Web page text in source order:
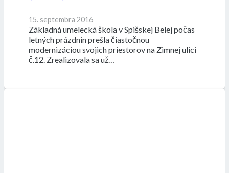
15. septembra 2016
Základná umelecká škola v Spišskej Belej počas
letných prázdnin prešla čiastočnou
modernizáciou svojich priestorov na Zimnej ulici
č.12. Zrealizovala sa už…